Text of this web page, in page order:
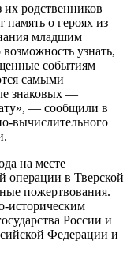
их родственников
память о героях из
младшим
узнать,
событиям
самыми
знаковых —
— сообщили в
вычислительного
на месте
операции в Тверской
пожертвования.
историческим
России и
Федерации и